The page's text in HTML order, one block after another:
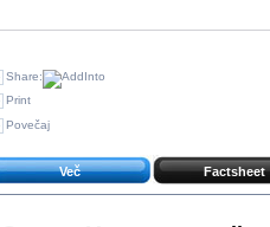
Share:
Print
Povečaj
Več Factsheet